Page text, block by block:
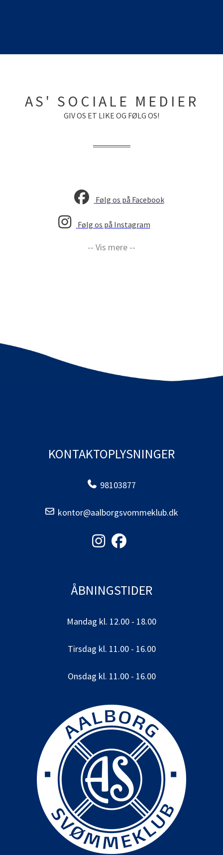
AS' SOCIALE MEDIER
GIV OS ET LIKE OG FØLG OS!
Følg os på Facebook
Følg os på Instagram
-- Vis mere --
KONTAKTOPLYSNINGER
98103877
kontor@aalborgsvommeklub.dk
ÅBNINGSTIDER
Mandag kl. 12.00 - 18.00
Tirsdag kl. 11.00 - 16.00
Onsdag kl. 11.00 - 16.00